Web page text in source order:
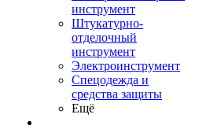
инструмент
Штукатурно-
отделочный
инструмент
Электроинструмент
Спецодежда и
средства защиты
Ещё